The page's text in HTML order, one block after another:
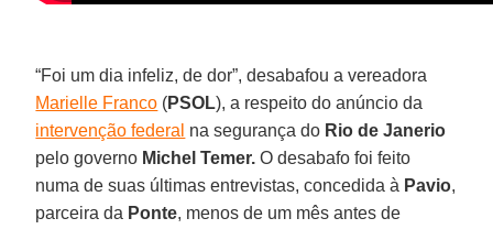
“Foi um dia infeliz, de dor”, desabafou a vereadora
Marielle Franco (PSOL), a respeito do anúncio da
intervenção federal na segurança do Rio de Janerio
pelo governo Michel Temer. O desabafo foi feito
numa de suas últimas entrevistas, concedida à Pavio,
parceira da Ponte, menos de um mês antes de